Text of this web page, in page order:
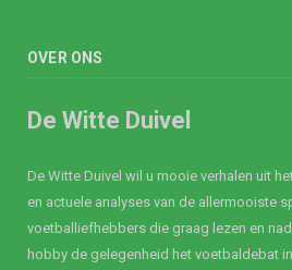
OVER ONS
De Witte Duivel
De Witte Duivel wil u mooie verhalen uit
en actuele analyses van de allermooiste
voetballiefhebbers die graag lezen en
hobby de gelegenheid het voetbaldebat